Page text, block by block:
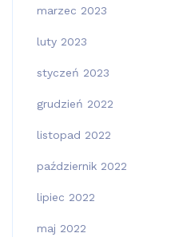
marzec 2023
luty 2023
styczeń 2023
grudzień 2022
listopad 2022
październik 2022
lipiec 2022
maj 2022